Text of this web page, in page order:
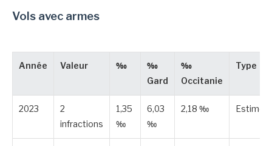
Vols avec armes
Année Valeur ‰
‰
Gard
‰
Occitanie
Type
2023
2
infractions
1,35
‰
6,03
‰
2,18 ‰ Estimée